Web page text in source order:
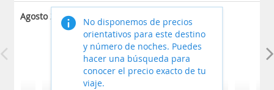
Agosto 2026
No disponemos de precios
orientativos para este destino
y número de noches. Puedes
hacer una búsqueda para
conocer el precio exacto de tu
viaje.